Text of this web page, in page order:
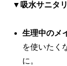
▼吸水サニタ
生理中のメ
を使いたく
に。